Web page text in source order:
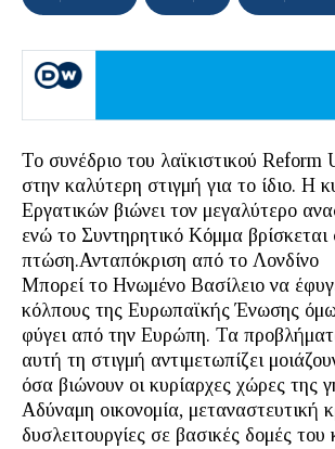
Το συνέδριο του λαϊκιστικού Reform
στην καλύτερη στιγμή για το ίδιο. Η
Εργατικών βιώνει τον μεγαλύτερο
ενώ το Συντηρητικό Κόμμα βρίσκεται
πτώση.Ανταπόκριση από το Λονδίνο
Μπορεί το Ηνωμένο Βασίλειο να
κόλπους της Ευρωπαϊκής Ένωσης
φύγει από την Ευρώπη. Τα
αυτή τη στιγμή αντιμετωπίζει
όσα βιώνουν οι κυρίαρχες χώρες της
Αδύναμη οικονομία, μεταναστευτική
δυσλειτουργίες σε βασικές δομές του